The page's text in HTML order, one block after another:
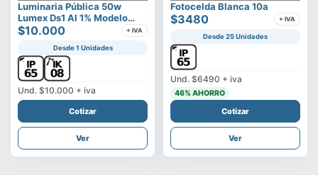
Luminaria Pública 50w
Lumex Ds1 Al 1% Modelo
Vega
$10.000 + IVA
Desde 1 Unidades
Und. $10.000 + iva
Cotizar
Ver
Fotocelda Blanca 10a
$3480 + IVA
Desde 25 Unidades
Und. $6490 + iva
46% AHORRO
Cotizar
Ver